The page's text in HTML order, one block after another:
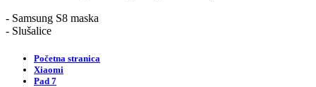
- Samsung S8 maska
- Slušalice
Početna stranica
Xiaomi
Pad 7